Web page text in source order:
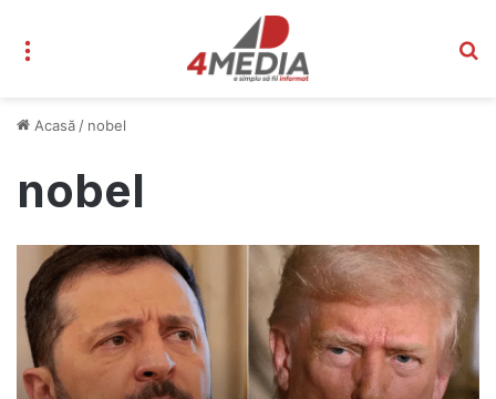
Acasă / nobel
nobel